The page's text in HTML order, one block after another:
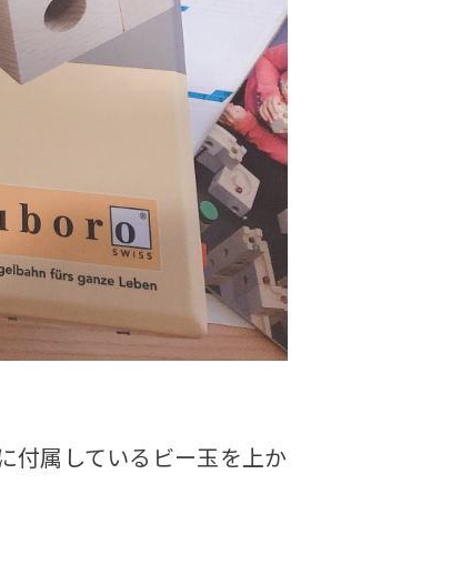
付属しているビー玉を上か